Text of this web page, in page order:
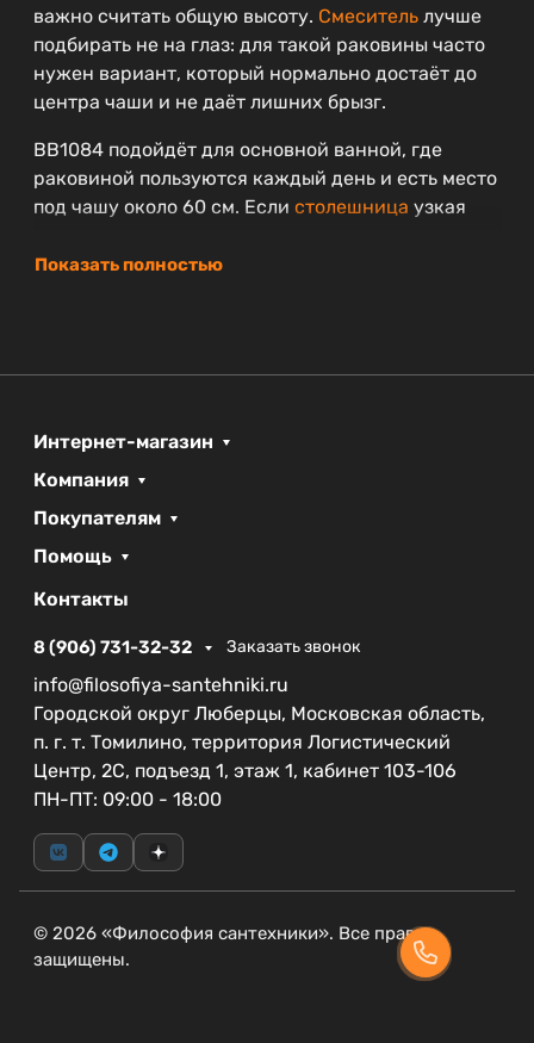
важно считать общую высоту. Смеситель лучше
подбирать не на глаз: для такой раковины часто
нужен вариант, который нормально достаёт до
центра чаши и не даёт лишних брызг.
BB1084 подойдёт для основной ванной, где
раковиной пользуются каждый день и есть место
под чашу около 60 см. Если столешница узкая
сверить размеры, чтобы после установки не
подходит ли ширина 60 см под вашу
какой смеситель будет установлен;
совпадает ли слив с выводом канализации.
Показать полностью
Интернет-магазин
Компания
Покупателям
Помощь
Контакты
8 (906) 731-32-32 Заказать звонок
info@filosofiya-santehniki.ru
Городской округ Люберцы, Московская область,
п. г. т. Томилино, территория Логистический
Центр, 2С, подъезд 1, этаж 1, кабинет 103-106
ПН-ПТ: 09:00 - 18:00
© 2026 «Философия сантехники». Все права
защищены.